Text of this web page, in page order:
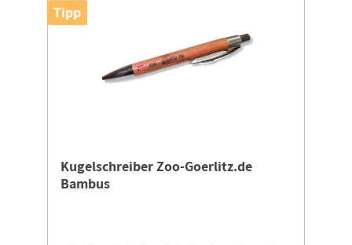
Tipp
Kugelschreiber Zoo-Goerlitz.de
Bambus